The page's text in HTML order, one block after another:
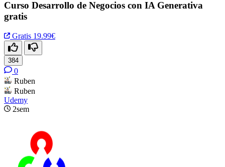
Curso Desarrollo de Negocios con IA Generativa
gratis
Gratis 19.99€
384
0
Ruben
Ruben
Udemy
2sem